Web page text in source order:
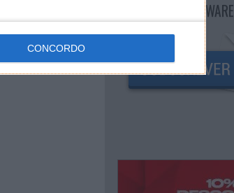
CONCORDO
NEWSLETTER PPLWARE